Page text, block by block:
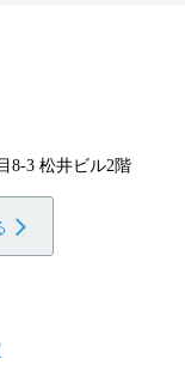
8-3 松井ビル2階